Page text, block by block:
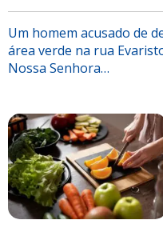
Um homem acusado de
área verde na rua
Nossa Senhora…